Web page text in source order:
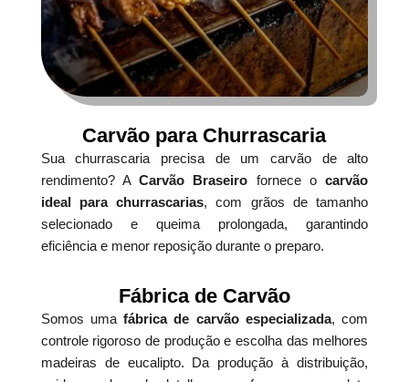
Carvão para Churrascaria
Sua churrascaria precisa de um carvão de alto
rendimento? ACarvão Braseiro fornece ocarvão
ideal para churrascarias, com grãos de tamanho
selecionado e queima prolongada, garantindo
eficiência e menor reposição durante o preparo.
Fábrica de Carvão
Somos umafábrica de carvão especializada, com
controle rigoroso de produção e escolha das melhores
madeiras de eucalipto. Da produção à distribuição,